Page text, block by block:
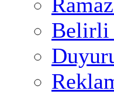
Belirli